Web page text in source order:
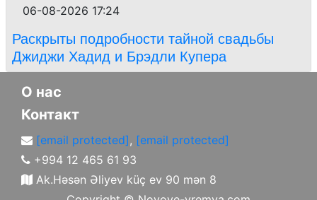
06-08-2026 17:24
Раскрыты подробности тайной свадьбы
Джиджи Хадид и Брэдли Купера
О нас
Контакт
[email protected], [email protected]
+994 12 465 61 93
Ak.Həsən Əliyev küç ev 90 mən 8